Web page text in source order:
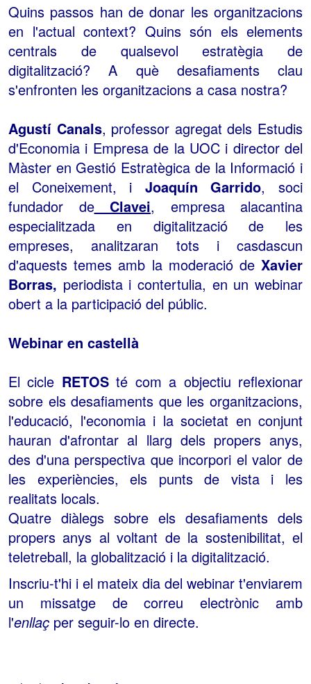
Quins passos han de donar les organitzacions
en l'actual context? Quins són els elements
centrals de qualsevol estratègia de
digitalització? A què desafiaments clau
s'enfronten les organitzacions a casa nostra?
Agustí Canals, professor agregat dels Estudis
d'Economia i Empresa de la UOC i director del
Màster en Gestió Estratègica de la Informació i
el Coneixement, i Joaquín Garrido, soci
fundador de
Clavei, empresa alacantina
especialitzada en digitalització de les
empreses, analitzaran tots i casdascun
d'aquests temes amb la moderació de Xavier
Borras, periodista i contertulia, en un webinar
obert a la participació del públic.
Webinar en castellà
El cicle RETOSté com a objectiu reflexionar
sobre els desafiaments que les organitzacions,
l'educació, l'economia i la societat en conjunt
hauran d'afrontar al llarg dels propers anys,
des d'una perspectiva que incorpori el valor de
les experiències, els punts de vista i les
realitats locals.
Quatre diàlegs sobre els desafiaments dels
propers anys al voltant de la sostenibilitat, el
teletreball, la globalització i la digitalització.
Inscriu-t'hi i el mateix dia del webinar t'enviarem
un missatge de correu electrònic amb
l'enllaç per seguir-lo en directe.